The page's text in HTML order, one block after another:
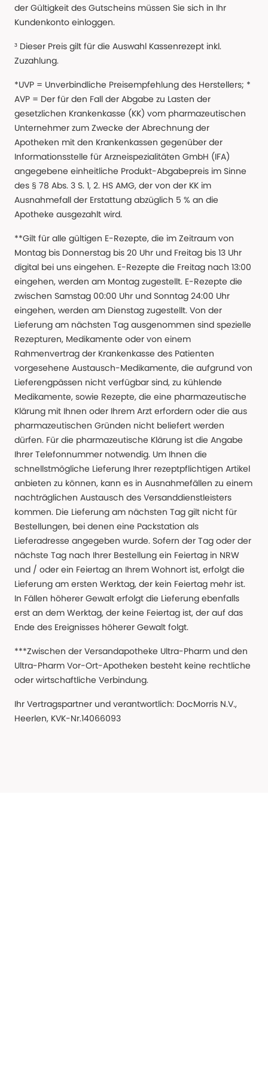
der Gültigkeit des Gutscheins müssen Sie sich in Ihr
Kundenkonto einloggen.
³ Dieser Preis gilt für die Auswahl Kassenrezept inkl.
Zuzahlung.
*UVP = Unverbindliche Preisempfehlung des Herstellers; *
AVP = Der für den Fall der Abgabe zu Lasten der
gesetzlichen Krankenkasse (KK) vom pharmazeutischen
Unternehmer zum Zwecke der Abrechnung der
Apotheken mit den Krankenkassen gegenüber der
Informationsstelle für Arzneispezialitäten GmbH (IFA)
angegebene einheitliche Produkt-Abgabepreis im Sinne
des § 78 Abs. 3 S. 1, 2. HS AMG, der von der KK im
Ausnahmefall der Erstattung abzüglich 5 % an die
Apotheke ausgezahlt wird.
**Gilt für alle gültigen E-Rezepte, die im Zeitraum von
Montag bis Donnerstag bis 20 Uhr und Freitag bis 13 Uhr
digital bei uns eingehen. E-Rezepte die Freitag nach 13:00
eingehen, werden am Montag zugestellt. E-Rezepte die
zwischen Samstag 00:00 Uhr und Sonntag 24:00 Uhr
eingehen, werden am Dienstag zugestellt. Von der
Lieferung am nächsten Tag ausgenommen sind spezielle
Rezepturen, Medikamente oder von einem
Rahmenvertrag der Krankenkasse des Patienten
vorgesehene Austausch-Medikamente, die aufgrund von
Lieferengpässen nicht verfügbar sind, zu kühlende
Medikamente, sowie Rezepte, die eine pharmazeutische
Klärung mit Ihnen oder Ihrem Arzt erfordern oder die aus
pharmazeutischen Gründen nicht beliefert werden
dürfen. Für die pharmazeutische Klärung ist die Angabe
Ihrer Telefonnummer notwendig. Um Ihnen die
schnellstmögliche Lieferung Ihrer rezeptpflichtigen Artikel
anbieten zu können, kann es in Ausnahmefällen zu einem
nachträglichen Austausch des Versanddienstleisters
kommen. Die Lieferung am nächsten Tag gilt nicht für
Bestellungen, bei denen eine Packstation als
Lieferadresse angegeben wurde. Sofern der Tag oder der
nächste Tag nach Ihrer Bestellung ein Feiertag in NRW
und / oder ein Feiertag an Ihrem Wohnort ist, erfolgt die
Lieferung am ersten Werktag, der kein Feiertag mehr ist.
In Fällen höherer Gewalt erfolgt die Lieferung ebenfalls
erst an dem Werktag, der keine Feiertag ist, der auf das
Ende des Ereignisses höherer Gewalt folgt.
***Zwischen der Versandapotheke Ultra-Pharm und den
Ultra-Pharm Vor-Ort-Apotheken besteht keine rechtliche
oder wirtschaftliche Verbindung.
Ihr Vertragspartner und verantwortlich: DocMorris N.V.,
Heerlen, KVK-Nr.14066093